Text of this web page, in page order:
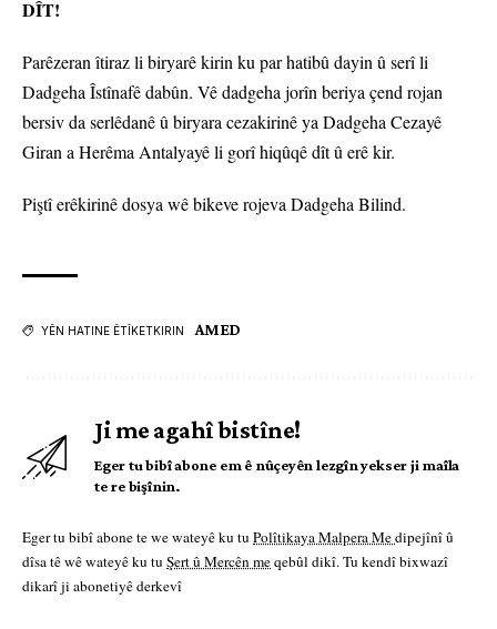
DÎT!
Parêzeran îtiraz li biryarê kirin ku par hatibû dayin û serî li
Dadgeha Îstînafê dabûn. Vê dadgeha jorîn beriya çend rojan
bersiv da serlêdanê û biryara cezakirinê ya Dadgeha Cezayê
Giran a Herêma Antalyayê li gorî hiqûqê dît û erê kir.
Piştî erêkirinê dosya wê bikeve rojeva Dadgeha Bilind.
YÊN HATINE ÊTÎKETKIRIN AMED
Ji me agahî bistîne!
Eger tu bibî abone em ê nûçeyên lezgîn yekser ji maîla
te re bişînin.
Eger tu bibî abone te we wateyê ku tu Polîtikaya Malpera Medipejînî û
dîsa tê wê wateyê ku tu Şert û Mercên meqebûl dikî. Tu kendî bixwazî
dikarî ji abonetiyê derkevî